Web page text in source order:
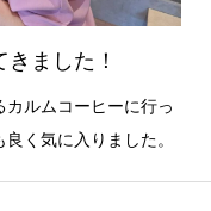
ました！
カルムコーヒーに行っ
く気に入りました。